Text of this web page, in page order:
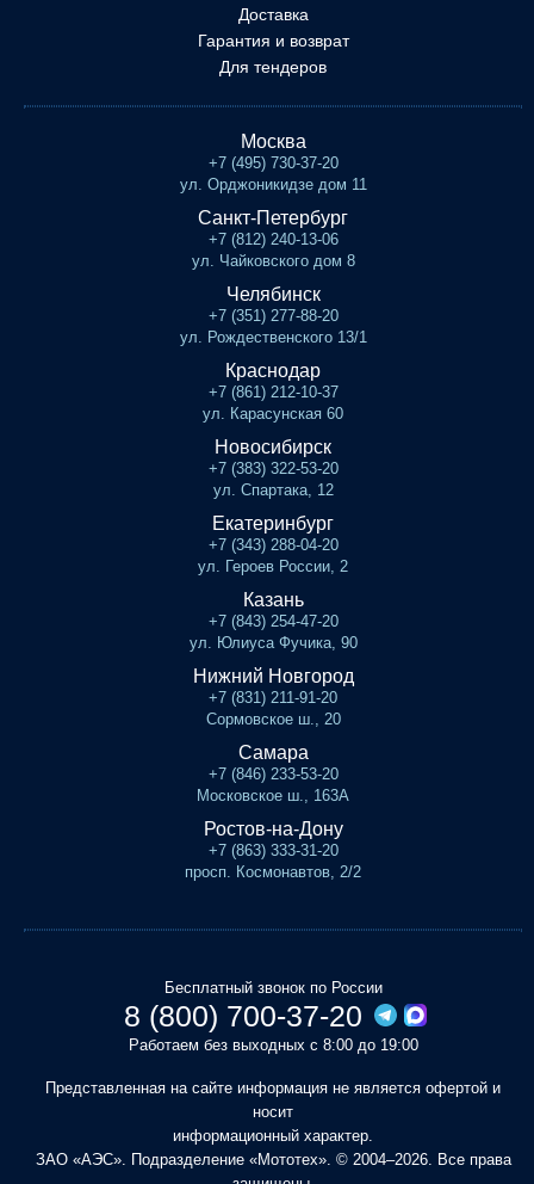
Доставка
Гарантия и возврат
Для тендеров
Москва
+7 (495) 730-37-20
ул. Орджоникидзе дом 11
Санкт-Петербург
+7 (812) 240-13-06
ул. Чайковского дом 8
Челябинск
+7 (351) 277-88-20
ул. Рождественского 13/1
Краснодар
+7 (861) 212-10-37
ул. Карасунская 60
Новосибирск
+7 (383) 322-53-20
ул. Спартака, 12
Екатеринбург
+7 (343) 288-04-20
ул. Героев России, 2
Казань
+7 (843) 254-47-20
ул. Юлиуса Фучика, 90
Нижний Новгород
+7 (831) 211-91-20
Сормовское ш., 20
Самара
+7 (846) 233-53-20
Московское ш., 163А
Ростов-на-Дону
+7 (863) 333-31-20
просп. Космонавтов, 2/2
Бесплатный звонок по России
8 (800) 700-37-20
Работаем без выходных с 8:00 до 19:00
Представленная на сайте информация не является офертой и
носит
информационный характер.
ЗАО «АЭС». Подразделение «Мототех». © 2004–2026. Все права